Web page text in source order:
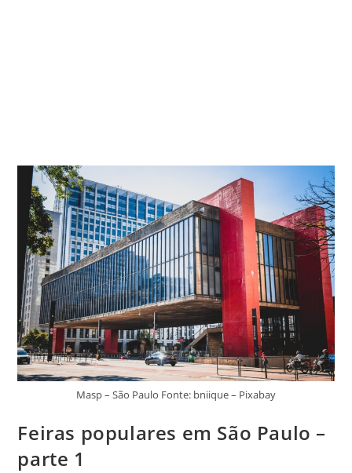
Masp – São Paulo Fonte: bniique – Pixabay
Feiras populares em São Paulo –
parte 1